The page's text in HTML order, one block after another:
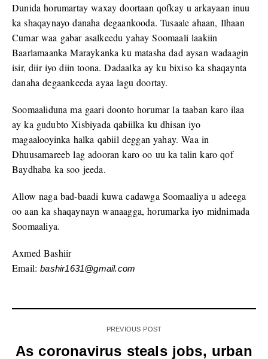
Dunida horumartay waxay doortaan qofkay u arkayaan inuu
ka shaqaynayo danaha degaankooda. Tusaale ahaan, Ilhaan
Cumar waa gabar asalkeedu yahay Soomaali laakiin
Baarlamaanka Maraykanka ku matasha dad aysan wadaagin
isir, diir iyo diin toona. Dadaalka ay ku bixiso ka shaqaynta
danaha degaankeeda ayaa lagu doortay.
Soomaaliduna ma gaari doonto horumar la taaban karo ilaa
ay ka gudubto Xisbiyada qabiilka ku dhisan iyo
magaalooyinka halka qabiil deggan yahay. Waa in
Dhuusamareeb lag adooran karo oo uu ka talin karo qof
Baydhaba ka soo jeeda.
Allow naga bad-baadi kuwa cadawga Soomaaliya u adeega
oo aan ka shaqaynayn wanaagga, horumarka iyo midnimada
Soomaaliya.
Axmed Bashiir
Email:bashir1631@gmail.com
PREVIOUS POST
As coronavirus steals jobs, urban